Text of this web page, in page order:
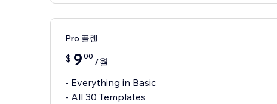
Pro 플랜
$ 9 00 /월
- Everything in Basic
- All 30 Templates